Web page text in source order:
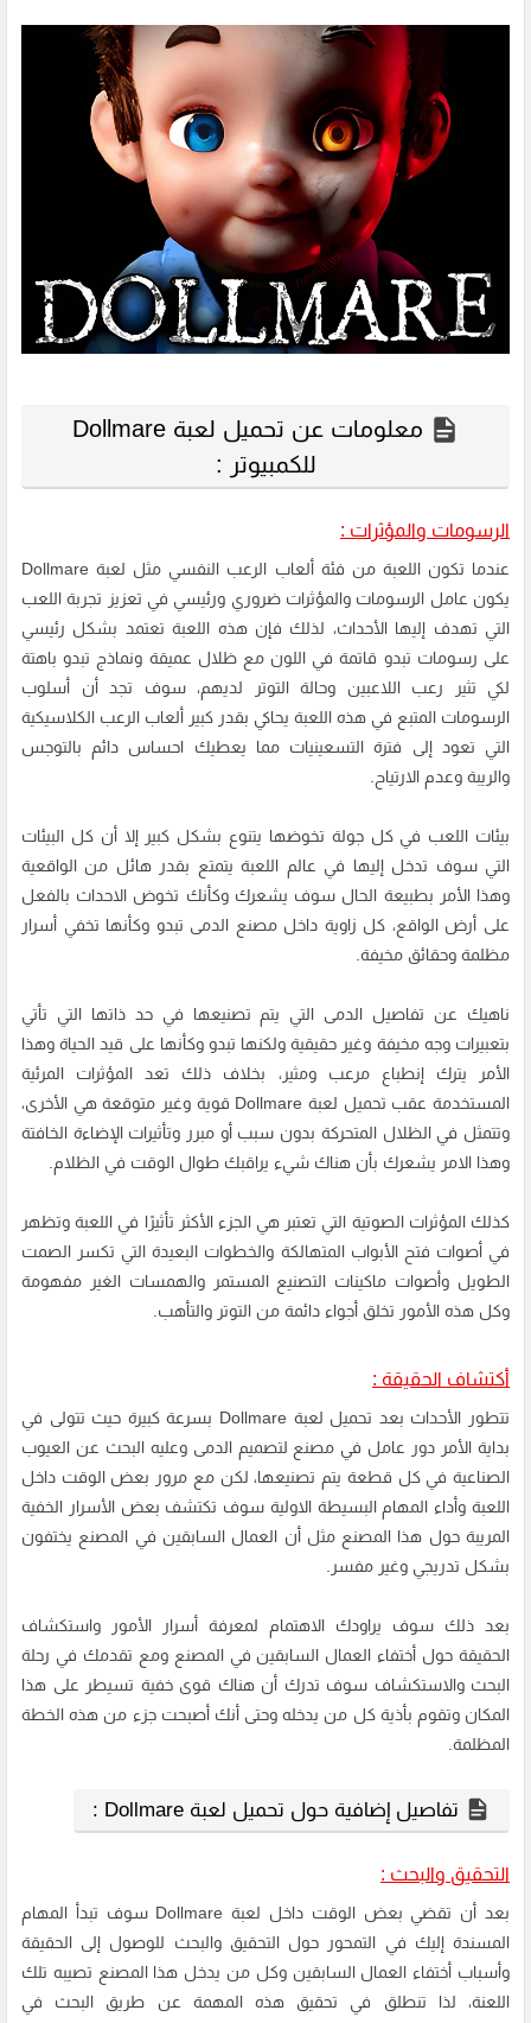
معلومات عن تحميل لعبة Dollmare
للكمبيوتر :
الرسومات والمؤثرات :
عندما تكون اللعبة من فئة ألعاب الرعب النفسي مثل لعبة Dollmare
يكون عامل الرسومات والمؤثرات ضروري ورئيسي في تعزيز تجربة اللعب
التي تهدف إليها الأحداث، لذلك فإن هذه اللعبة تعتمد بشكل رئيسي
على رسومات تبدو قاتمة في اللون مع ظلال عميقة ونماذج تبدو باهتة
لكي تثير رعب اللاعبين وحالة التوتر لديهم، سوف تجد أن أسلوب
الرسومات المتبع في هذه اللعبة يحاكي بقدر كبير ألعاب الرعب الكلاسيكية
التي تعود إلى فترة التسعينيات مما يعطيك احساس دائم بالتوجس
والريبة وعدم الارتياح.
بيئات اللعب في كل جولة تخوضها يتنوع بشكل كبير إلا أن كل البيئات
التي سوف تدخل إليها في عالم اللعبة يتمتع بقدر هائل من الواقعية
وهذا الأمر بطبيعة الحال سوف يشعرك وكأنك تخوض الاحداث بالفعل
على أرض الواقع، كل زاوية داخل مصنع الدمى تبدو وكأنها تخفي أسرار
مظلمة وحقائق مخيفة.
ناهيك عن تفاصيل الدمى التي يتم تصنيعها في حد ذاتها التي تأتي
بتعبيرات وجه مخيفة وغير حقيقية ولكنها تبدو وكأنها على قيد الحياة وهذا
الأمر يترك إنطباع مرعب ومثير، بخلاف ذلك تعد المؤثرات المرئية
المستخدمة عقب تحميل لعبة Dollmare قوية وغير متوقعة هي الأخرى،
وتتمثل في الظلال المتحركة بدون سبب أو مبرر وتأثيرات الإضاءة الخافتة
وهذا الامر يشعرك بأن هناك شيء يراقبك طوال الوقت في الظلام.
كذلك المؤثرات الصوتية التي تعتبر هي الجزء الأكثر تأثيرًا في اللعبة وتظهر
في أصوات فتح الأبواب المتهالكة والخطوات البعيدة التي تكسر الصمت
الطويل وأصوات ماكينات التصنيع المستمر والهمسات الغير مفهومة
وكل هذه الأمور تخلق أجواء دائمة من التوتر والتأهب.
أكتشاف الحقيقة :
تتطور الأحداث بعد تحميل لعبة Dollmare بسرعة كبيرة حيث تتولى في
بداية الأمر دور عامل في مصنع لتصميم الدمى وعليه البحث عن العيوب
الصناعية في كل قطعة يتم تصنيعها، لكن مع مرور بعض الوقت داخل
اللعبة وأداء المهام البسيطة الاولية سوف تكتشف بعض الأسرار الخفية
المريبة حول هذا المصنع مثل أن العمال السابقين في المصنع يختفون
بشكل تدريجي وغير مفسر.
بعد ذلك سوف يراودك الاهتمام لمعرفة أسرار الأمور واستكشاف
الحقيقة حول أختفاء العمال السابقين في المصنع ومع تقدمك في رحلة
البحث والاستكشاف سوف تدرك أن هناك قوى خفية تسيطر على هذا
المكان وتقوم بأذية كل من يدخله وحتى أنك أصبحت جزء من هذه الخطة
المظلمة.
تفاصيل إضافية حول تحميل لعبة Dollmare :
التحقيق والبحث :
بعد أن تقضي بعض الوقت داخل لعبة Dollmare سوف تبدأ المهام
المسندة إليك في التمحور حول التحقيق والبحث للوصول إلى الحقيقة
وأسباب أختفاء العمال السابقين وكل من يدخل هذا المصنع تصيبه تلك
اللعنة، لذا تنطلق في تحقيق هذه المهمة عن طريق البحث في